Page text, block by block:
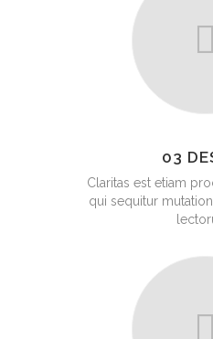
03
Claritas est etiam
qui sequitur